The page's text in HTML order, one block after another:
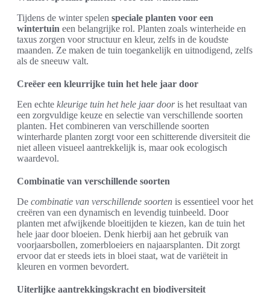
Tijdens de winter spelen speciale planten voor een
wintertuin een belangrijke rol. Planten zoals winterheide en
taxus zorgen voor structuur en kleur, zelfs in de koudste
maanden. Ze maken de tuin toegankelijk en uitnodigend, zelfs
als de sneeuw valt.
Creëer een kleurrijke tuin het hele jaar door
Een echte kleurige tuin het hele jaar dooris het resultaat van
een zorgvuldige keuze en selectie van verschillende soorten
planten. Het combineren van verschillende soorten
winterharde planten zorgt voor een schitterende diversiteit die
niet alleen visueel aantrekkelijk is, maar ook ecologisch
waardevol.
Combinatie van verschillende soorten
De combinatie van verschillende soorten is essentieel voor het
creëren van een dynamisch en levendig tuinbeeld. Door
planten met afwijkende bloeitijden te kiezen, kan de tuin het
hele jaar door bloeien. Denk hierbij aan het gebruik van
voorjaarsbollen, zomerbloeiers en najaarsplanten. Dit zorgt
ervoor dat er steeds iets in bloei staat, wat de variëteit in
kleuren en vormen bevordert.
Uiterlijke aantrekkingskracht en biodiversiteit